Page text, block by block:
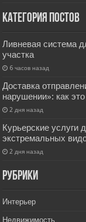
Категория постов
Ливневая система
участка
6 часов назад
Доставка
нарушении»: как
2 дня назад
Курьерские услуги
экстремальных
2 дня назад
РУбрики
Интерьер
Недвижимость